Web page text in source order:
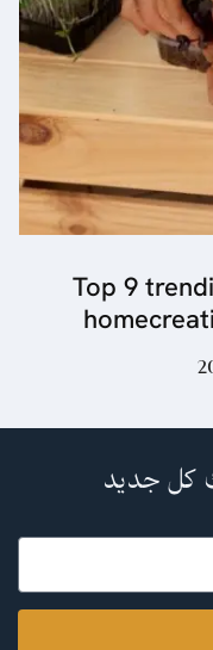
Top 9
كل جديد